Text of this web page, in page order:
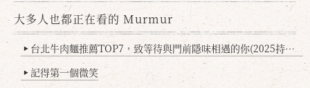
大多人也都正在看的 Murmur
▶ 台北牛肉麵推薦TOP7，致等待與門前隱味相遇的你(2025持續更新
▶ 記得第一個微笑